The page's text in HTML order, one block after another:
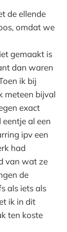
de ellende
omdat we
gemaakt is
dan waren
ik bij
meteen bijval
exact
al een
ipv een
had
van wat ze
de
als iets als
ik in dit
ten koste